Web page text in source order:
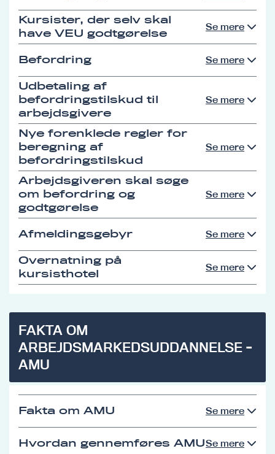
Kursister, der selv skal
have VEU godtgørelse
Se mere
Befordring Se mere
Udbetaling af
befordringstilskud til
arbejdsgivere
Se mere
Nye forenklede regler for
beregning af
befordringstilskud
Se mere
Arbejdsgiveren skal søge
om befordring og
godtgørelse
Se mere
Afmeldingsgebyr Se mere
Overnatning på
kursisthotel
Se mere
FAKTA OM
ARBEJDSMARKEDSUDDANNELSE -
AMU
Fakta om AMU Se mere
Hvordan gennemføres AMUSe mere